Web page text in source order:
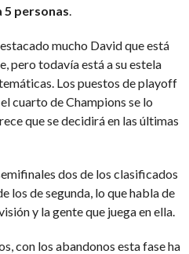
5 personas
mucho David que está
pero todavía está a su estela
Los puestos de playoff
cuarto de Champions se lo
que se decidirá en las últimas
dos de los clasificados
los de segunda, lo que habla de
y la gente que juega en ella.
con los abandonos esta fase ha